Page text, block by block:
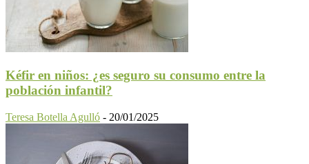
Kéfir en niños: ¿es seguro su consumo entre la
población infantil?
Teresa Botella Agulló - 20/01/2025